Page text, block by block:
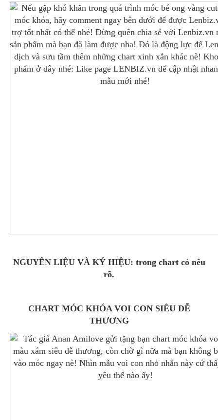
NGUYÊN LIỆU VÀ KÝ HIỆU: trong chart có nêu
rõ.
CHART MÓC KHÓA VOI CON SIÊU DỄ
THƯƠNG